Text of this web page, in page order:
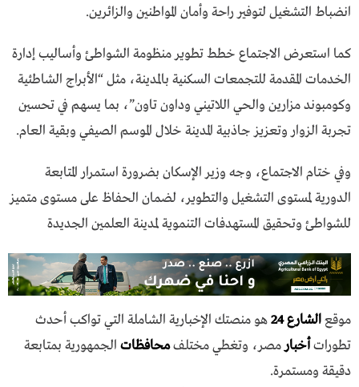
انضباط التشغيل لتوفير راحة وأمان المواطنين والزائرين.
كما استعرض الاجتماع خطط تطوير منظومة الشواطئ وأساليب إدارة
الخدمات المقدمة للتجمعات السكنية بالمدينة، مثل “الأبراج الشاطئية
وكومبوند مزارين والحي اللاتيني وداون تاون”، بما يسهم في تحسين
تجربة الزوار وتعزيز جاذبية المدينة خلال الموسم الصيفي وبقية العام.
وفي ختام الاجتماع، وجه وزير الإسكان بضرورة استمرار المتابعة
الدورية لمستوى التشغيل والتطوير، لضمان الحفاظ على مستوى متميز
للشواطئ وتحقيق المستهدفات التنموية لمدينة العلمين الجديدة
موقعالشارع 24
هو منصتك الإخبارية الشاملة التي تواكب أحدث
تطوراتأخبار مصر، وتغطي مختلفمحافظات الجمهورية بمتابعة
دقيقة ومستمرة.